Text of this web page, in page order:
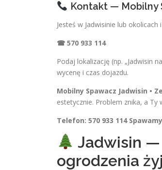
Kontakt — Mobilny
Jesteś w Jadwisinie lub
☎ 570 933 114
Podaj lokalizację (np. „Jadwisin
wycenę i czas dojazdu.
Mobilny Spawacz Jadwisin •
estetycznie. Problem znika, a Ty
Telefon: 570 933 114
Jadwisin —
ogrodzenia